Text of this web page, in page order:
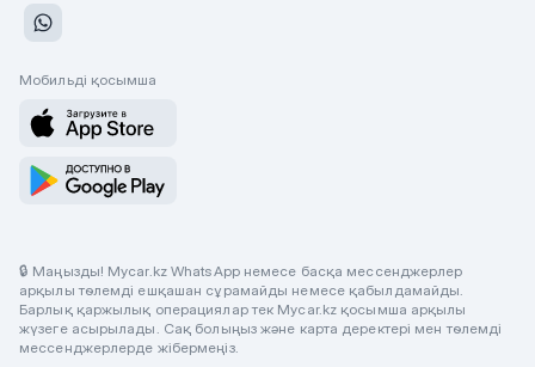
Мобильді қосымша
🔒 Маңызды! Mycar.kz WhatsApp немесе басқа мессенджерлер
арқылы төлемді ешқашан сұрамайды немесе қабылдамайды.
Барлық қаржылық операциялар тек Mycar.kz қосымша арқылы
жүзеге асырылады. Сақ болыңыз және карта деректері мен төлемді
мессенджерлерде жібермеңіз.